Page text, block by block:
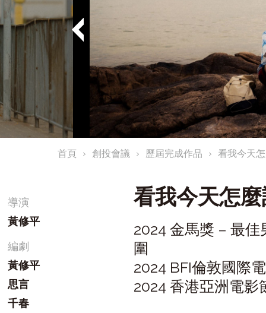
首頁 創投會議 歷屆完成作品 看我今天
導演
黃修平
編劇
黃修平
思言
千春
看我今天怎
2024 金馬獎 – 最
圍
2024 BFI倫敦國際
2024 香港亞洲電影